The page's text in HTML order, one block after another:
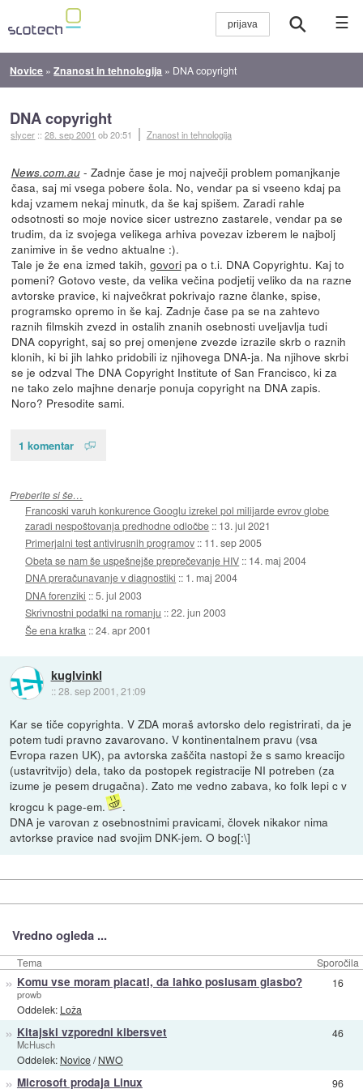
☰
Novice »Znanost in tehnologija » DNA copyright
DNA copyright
slycer ::28. sep 2001 ob 20:51 Znanost in tehnologija
News.com.au- Zadnje čase je moj največji problem pomanjkanje
časa, saj mi vsega pobere šola. No, vendar pa si vseeno kdaj pa
kdaj vzamem nekaj minutk, da še kaj spišem. Zaradi rahle
odsotnosti so moje novice sicer ustrezno zastarele, vendar pa se
trudim, da iz svojega velikega arhiva povezav izberem le najbolj
zanimive in še vedno aktualne :).
Tale je že ena izmed takih, govoripa o t.i. DNA Copyrightu. Kaj to
pomeni? Gotovo veste, da velika večina podjetij veliko da na razne
avtorske pravice, ki največkrat pokrivajo razne članke, spise,
programsko opremo in še kaj. Zadnje čase pa se na zahtevo
raznih filmskih zvezd in ostalih znanih osebnosti uveljavlja tudi
DNA copyright, saj so prej omenjene zvezde izrazile skrb o raznih
klonih, ki bi jih lahko pridobili iz njihovega DNA-ja. Na njihove skrbi
se je odzval The DNA Copyright Institute of San Francisco, ki za
ne tako zelo majhne denarje ponuja copyright na DNA zapis.
Noro? Presodite sami.
1 komentar
Preberite si še…
Francoski varuh konkurence Googlu izrekel pol milijarde evrov globe
zaradi nespoštovanja predhodne odločbe :: 13. jul 2021
Primerjalni test antivirusnih programov :: 11. sep 2005
Obeta se nam še uspešnejše preprečevanje HIV :: 14. maj 2004
DNA preračunavanje v diagnostiki :: 1. maj 2004
DNA forenziki ::5. jul 2003
Skrivnostni podatki na romanju ::22. jun 2003
Še ena kratka ::24. apr 2001
kuglvinkl
::28. sep 2001, 21:09
Kar se tiče copyrighta. V ZDA moraš avtorsko delo registrirati, da je
potem tudi pravno zavarovano. V kontinentalnem pravu (vsa
Evropa razen UK), pa avtorska zaščita nastopi že s samo kreacijo
(ustavritvijo) dela, tako da postopek registracije NI potreben (za
izume je pesem drugačna). Zato me vedno zabava, ko folk lepi c v
krogcu k page-em.
.
DNA je varovan z osebnostnimi pravicami, človek nikakor nima
avtorkse pravice nad svojim DNK-jem. O bog[:\]
Vredno ogleda ...
Tema Sporočila
» Komu vse moram placati, da lahko poslusam glasbo?
prowb
Oddelek: Loža
16
» Kitajski vzporedni kibersvet
McHusch
Oddelek: Novice/NWO
46
» Microsoft prodaja Linux 96